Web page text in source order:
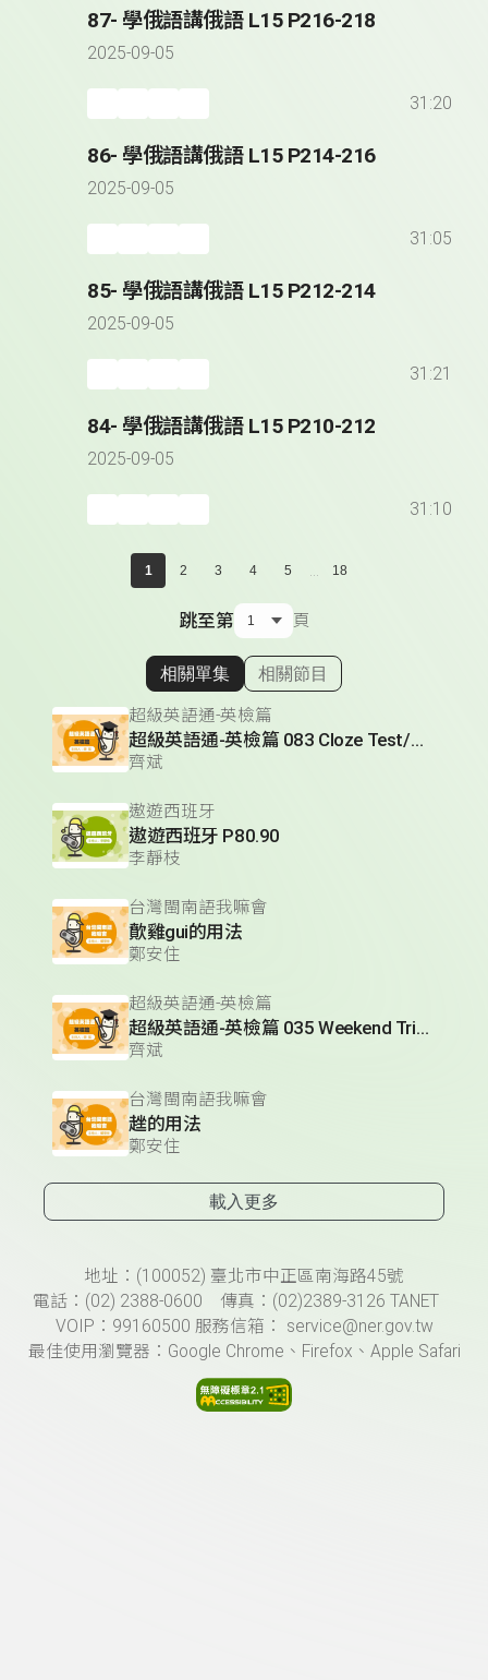
87- 學俄語講俄語 L15 P216-218
2025-09-05
31:20
86- 學俄語講俄語 L15 P214-216
2025-09-05
31:05
85- 學俄語講俄語 L15 P212-214
2025-09-05
31:21
84- 學俄語講俄語 L15 P210-212
2025-09-05
31:10
1 2 3 4 5 ... 18
跳至第 頁
顯示相關單集
相關單集 相關節目
超級英語通-英檢篇
超級英語通-英檢篇 083 Cloze Test/段落填空-13
齊斌
遨遊西班牙
遨遊西班牙 P80.90
李靜枝
台灣閩南語我嘛會
歕雞gui的用法
鄭安住
超級英語通-英檢篇
超級英語通-英檢篇 035 Weekend Trip- 週末旅遊
齊斌
台灣閩南語我嘛會
趖的用法
鄭安住
載入更多
頁尾資訊地址：(100052) 臺北市中正區南海路45號
電話：(02) 2388-0600 傳真：(02)2389-3126 TANET
VOIP：99160500 服務信箱： service@ner.gov.tw
最佳使用瀏覽器：Google Chrome、Firefox、Apple Safari